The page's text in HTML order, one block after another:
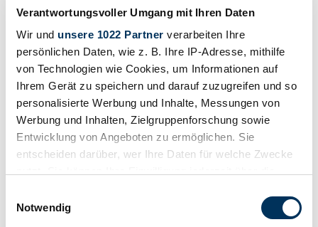
Verantwortungsvoller Umgang mit Ihren Daten
Wir und unsere 1022 Partner verarbeiten Ihre
persönlichen Daten, wie z. B. Ihre IP-Adresse, mithilfe
von Technologien wie Cookies, um Informationen auf
Ihrem Gerät zu speichern und darauf zuzugreifen und so
personalisierte Werbung und Inhalte, Messungen von
Werbung und Inhalten, Zielgruppenforschung sowie
Entwicklung von Angeboten zu ermöglichen. Sie
entscheiden darüber, wer Ihre Daten für welche Zwecke
Trigger Symbol ändern oder widerrufen
Notwendig
Händler